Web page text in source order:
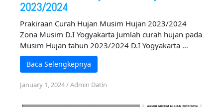
2023/2024
Prakiraan Curah Hujan Musim Hujan 2023/2024
Zona Musim D.I Yogyakarta Jumlah curah hujan pada
Musim Hujan tahun 2023/2024 D.I Yogyakarta …
Baca Selengkepnya
January 1, 2024/Admin Datin